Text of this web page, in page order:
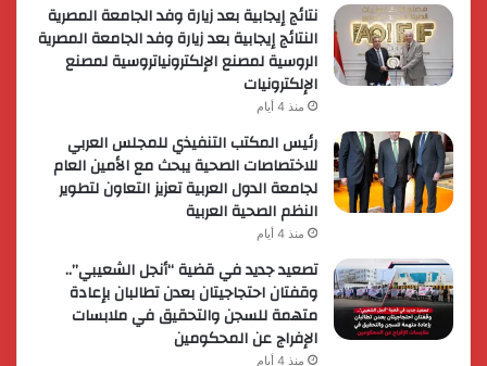
نتائج إيجابية بعد زيارة وفد الجامعة المصرية
النتائج إيجابية بعد زيارة وفد الجامعة المصرية
الروسية لمصنع الإلكترونياتروسية لمصنع
الإلكترونيات
منذ 4 أيام
رئيس المكتب التنفيذي للمجلس العربي
للاختصاصات الصحية يبحث مع الأمين العام
لجامعة الدول العربية تعزيز التعاون لتطوير
النظم الصحية العربية
منذ 4 أيام
تصعيد جديد في قضية “أنجل الشعيبي”..
وقفتان احتجاجيتان بعدن تطالبان بإعادة
متهمة للسجن والتحقيق في ملابسات
الإفراج عن المحكومين
منذ 4 أيام